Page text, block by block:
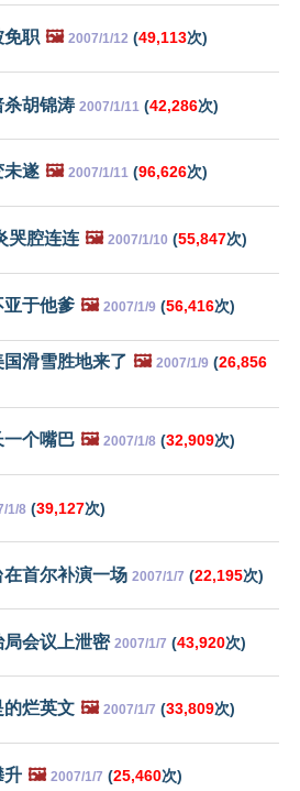
免职 🖼️ 2007/1/12 (49,113次)
杀胡锦涛 2007/1/11 (42,286次)
未遂 🖼️ 2007/1/11 (96,626次)
哭腔连连 🖼️ 2007/1/10 (55,847次)
亚于他爹 🖼️ 2007/1/9 (56,416次)
滑雪胜地来了 🖼️ 2007/1/9 (26,856
一个嘴巴 🖼️ 2007/1/8 (32,909次)
1/8 (39,127次)
首尔补演一场 2007/1/7 (22,195次)
会议上泄密 2007/1/7 (43,920次)
的烂英文 🖼️ 2007/1/7 (33,809次)
升 🖼️ 2007/1/7 (25,460次)